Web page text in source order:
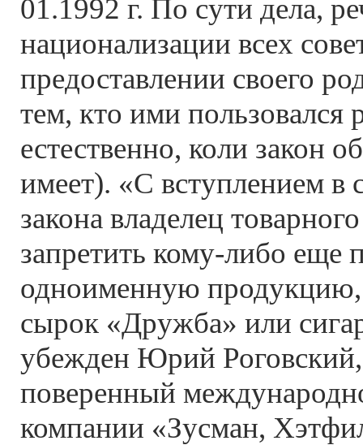
01.1992 г. По сути дела,
национализации всех
предоставлении своего
тем, кто ими пользовался
естественно, коли закон
имеет). «С вступлением в
закона владелец
запретить кому-либо еще
одноименную продукцию,
сырок «Дружба» или
убежден Юрий
поверенный
компании «Зусман,